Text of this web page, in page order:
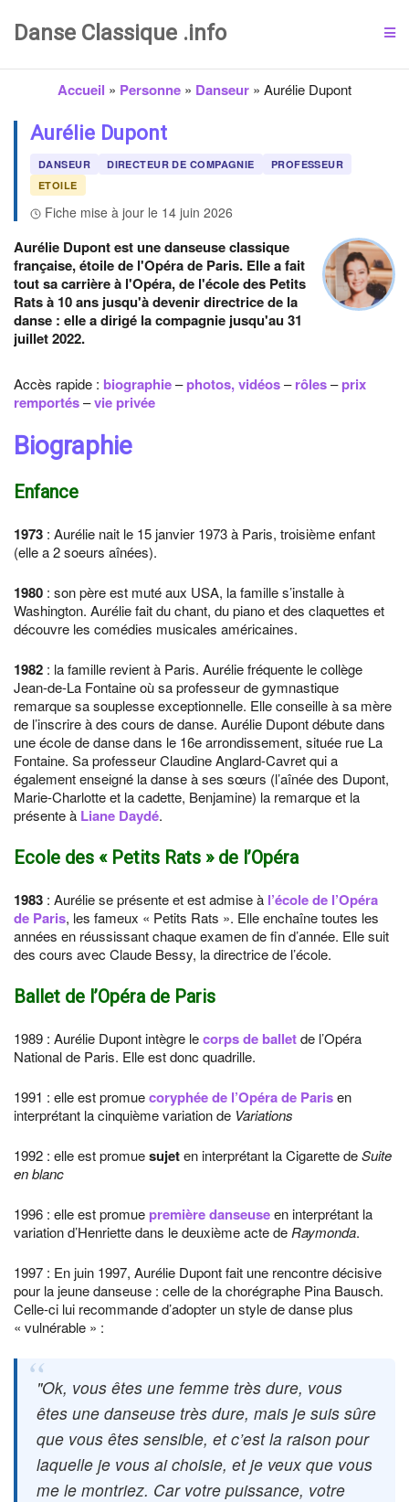
Danse Classique .info
Accueil » Personne » Danseur » Aurélie Dupont
Aurélie Dupont
DANSEUR DIRECTEUR DE COMPAGNIE
PROFESSEUR
ETOILE
Fiche mise à jour le 14 juin 2026
Aurélie Dupont est une danseuse classique
française, étoile de l'Opéra de Paris. Elle a fait
tout sa carrière à l'Opéra, de l'école des Petits
Rats à 10 ans jusqu'à devenir directrice de la
danse : elle a dirigé la compagnie jusqu'au 31
juillet 2022.
Accès rapide : biographie–photos, vidéos–rôles–prix
remportés–vie privée
Biographie
Enfance
1973 : Aurélie nait le 15 janvier 1973 à Paris, troisième enfant
(elle a 2 soeurs aînées).
1980 : son père est muté aux USA, la famille s’installe à
Washington. Aurélie fait du chant, du piano et des claquettes et
découvre les comédies musicales américaines.
1982 : la famille revient à Paris. Aurélie fréquente le collège
Jean-de-La Fontaine où sa professeur de gymnastique
remarque sa souplesse exceptionnelle. Elle conseille à sa mère
de l’inscrire à des cours de danse. Aurélie Dupont débute dans
une école de danse dans le 16e arrondissement, située rue La
Fontaine. Sa professeur Claudine Anglard-Cavret qui a
également enseigné la danse à ses sœurs (l’aînée des Dupont,
Marie-Charlotte et la cadette, Benjamine) la remarque et la
présente à Liane Daydé.
Ecole des « Petits Rats » de l’Opéra
1983 : Aurélie se présente et est admise à l’école de l’Opéra
de Paris, les fameux « Petits Rats ». Elle enchaîne toutes les
années en réussissant chaque examen de fin d’année. Elle suit
des cours avec Claude Bessy, la directrice de l’école.
Ballet de l’Opéra de Paris
1989 : Aurélie Dupont intègre lecorps de balletde l’Opéra
National de Paris. Elle est donc quadrille.
1991 : elle est promuecoryphéede l’Opéra de Parisen
interprétant la cinquième variation de Variations
1992 : elle est promuesujeten interprétant la Cigarette deSuite
en blanc
1996 : elle est promue première danseuseen interprétant la
variation d’Henriette dans le deuxième acte de Raymonda.
1997 : En juin 1997, Aurélie Dupont fait une rencontre décisive
pour la jeune danseuse : celle de la chorégraphe Pina Bausch.
Celle-ci lui recommande d’adopter un style de danse plus
« vulnérable » :
Ok, vous êtes une femme très dure, vous
êtes une danseuse très dure, mais je suis sûre
que vous êtes sensible, et c’est la raison pour
laquelle je vous ai choisie, et je veux que vous
me le montriez. Car votre puissance, votre